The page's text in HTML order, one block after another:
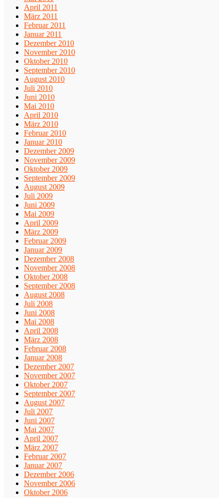
April 2011
März 2011
Februar 2011
Januar 2011
Dezember 2010
November 2010
Oktober 2010
September 2010
August 2010
Juli 2010
Juni 2010
Mai 2010
April 2010
März 2010
Februar 2010
Januar 2010
Dezember 2009
November 2009
Oktober 2009
September 2009
August 2009
Juli 2009
Juni 2009
Mai 2009
April 2009
März 2009
Februar 2009
Januar 2009
Dezember 2008
November 2008
Oktober 2008
September 2008
August 2008
Juli 2008
Juni 2008
Mai 2008
April 2008
März 2008
Februar 2008
Januar 2008
Dezember 2007
November 2007
Oktober 2007
September 2007
August 2007
Juli 2007
Juni 2007
Mai 2007
April 2007
März 2007
Februar 2007
Januar 2007
Dezember 2006
November 2006
Oktober 2006